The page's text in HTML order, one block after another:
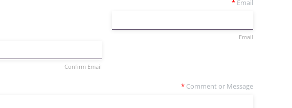
Email
*
Email
Confirm Email
Comment or Message
*